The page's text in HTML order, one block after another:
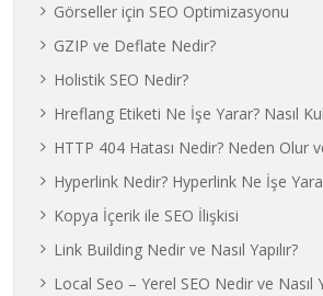
Görseller için SEO Optimizasyonu
GZIP ve Deflate Nedir?
Holistik SEO Nedir?
Hreflang Etiketi Ne İşe Yarar? Nasıl
HTTP 404 Hatası Nedir? Neden Olur
Hyperlink Nedir? Hyperlink Ne İşe
Kopya İçerik ile SEO İlişkisi
Link Building Nedir ve Nasıl Yapılır?
Local Seo – Yerel SEO Nedir ve Nasıl